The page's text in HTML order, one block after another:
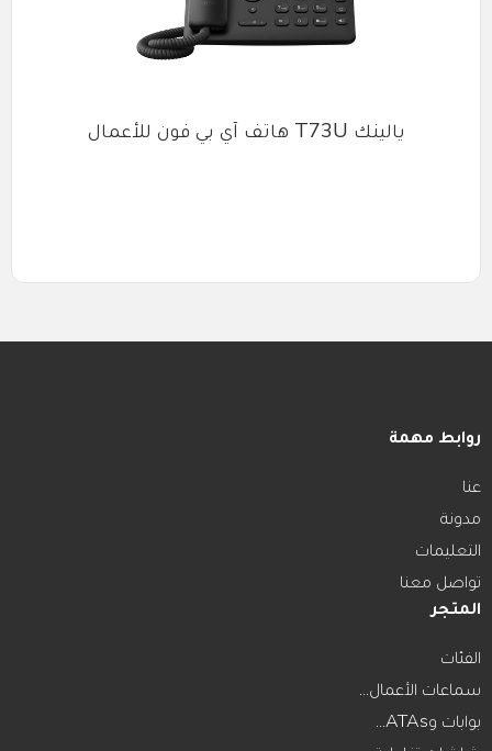
يالينك T73U هاتف آي بي فون للأعمال
روابط مهمة
عنا
مدونة
التعليمات
تواصل معنا
المتجر
الفئات
سماعات الأعمال...
بوابات وATAs...